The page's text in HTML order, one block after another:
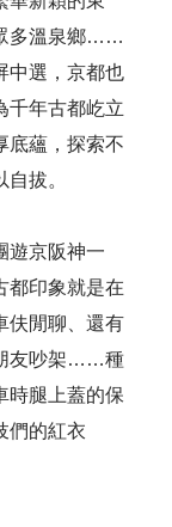
多溫泉鄉……
中選，京都也
千年古都屹立
底蘊，探索不
拔。
京阪神一
都印象就是在
伕閒聊、還有
友吵架……種
時腿上蓋的保
們的紅衣